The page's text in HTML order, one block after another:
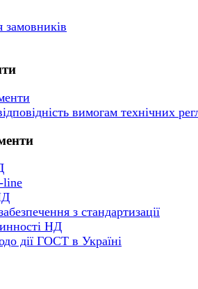
замовників
вимогам технічних
line
з стандартизації
НД
дії ГОСТ в Україні